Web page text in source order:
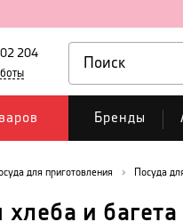
204
Бренды
для приготовления Посуда
и багета